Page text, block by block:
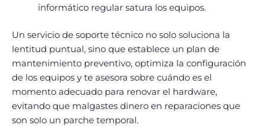
informático regular satura los equipos.
Un servicio de soporte técnico no solo soluciona la
lentitud puntual, sino que establece un plan de
mantenimiento preventivo, optimiza la configuración
de los equipos y te asesora sobre cuándo es el
momento adecuado para renovar el hardware,
evitando que malgastes dinero en reparaciones que
son solo un parche temporal.